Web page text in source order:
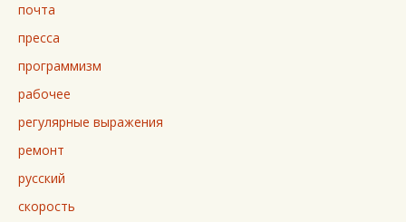
почта
пресса
программизм
рабочее
регулярные выражения
ремонт
русский
скорость